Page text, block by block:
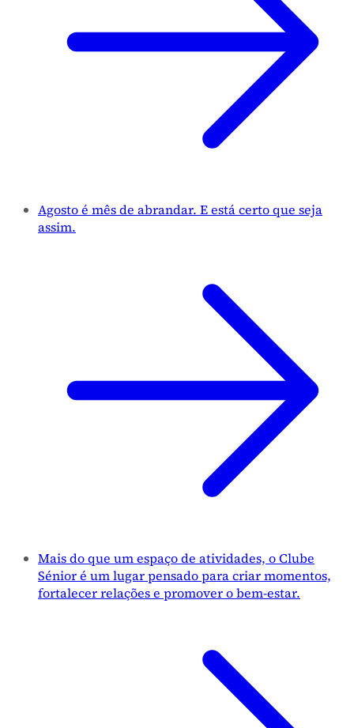
Agosto é mês de abrandar. E está certo que seja
assim.
Mais do que um espaço de atividades, o Clube
Sénior é um lugar pensado para criar momentos,
fortalecer relações e promover o bem-estar.